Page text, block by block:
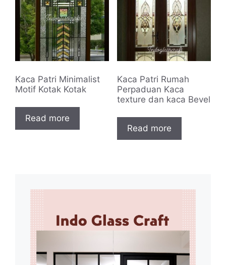
Kaca Patri Minimalist
Motif Kotak Kotak
Read more
Kaca Patri Rumah
Perpaduan Kaca
texture dan kaca Bevel
Read more